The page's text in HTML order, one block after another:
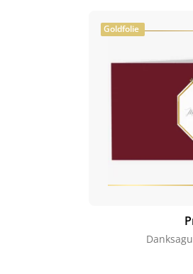
Goldfolie